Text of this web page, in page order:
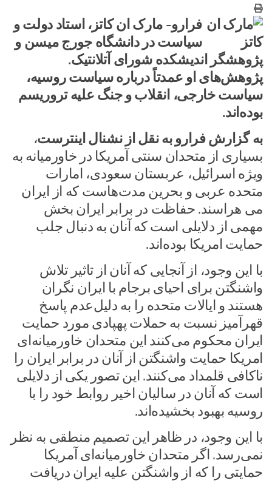
فرارو- مارک ان کاتز، استاد دولت و
سیاست در دانشگاه جورج میسن و
پژوهشگر اندیشکده شورای آتلانتیک.
پژوهش‌های او عمدتاً درباره سیاست روسیه،
سیاست خارجی، انقلاب و جنگ علیه تروریسم
بوده‌اند.
به گزارش فرارو به نقل از نشنال اینترست،
بسیاری از متحدان سنتی آمریکا در خاورمیانه به
ویژه اسرائیل، عربستان سعودی، امارات
متحده عربی و بحرین مدت‌هاست که از ایران
می هراسند. حفاظت در برابر ایران بخش
مهمی از دلایلی است که آنان به دنبال جلب
حمایت امریکا بوده‌اند.
با این وجود، از آنجایی که آنان از تاثیر تلاش
واشنگتن برای احیای برجام با ایران نگران
هستند و ایالات متحده را به دلیل‌عدم پاسخ
قهرآمیز نسبت به حملات پهپادی مورد حمایت
ایران محکوم می‌کنند این متحدان خاورمیانه‌ای
امریکا حمایت واشنگتن از آنان در برابر ایران را
ناکافی قلمداد می‌کنند. این تصور یکی از دلایلی
است که آنان در سالیان اخیر روابط خود را با
روسیه بهبود بخشیده‌اند.
با این وجود، در ظاهر این تصمیم منطقی به نظر
نمی‌رسد. اگر متحدان خاورمیانه‌ای آمریکا
حمایتی را که از واشنگتن علیه ایران دریافت